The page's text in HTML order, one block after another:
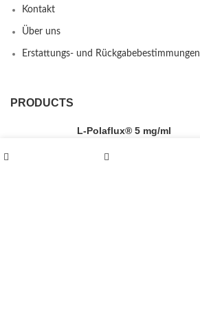
Kontakt
Über uns
Erstattungs- und Rückgabebestimmungen
PRODUCTS
L-Polaflux® 5 mg/ml